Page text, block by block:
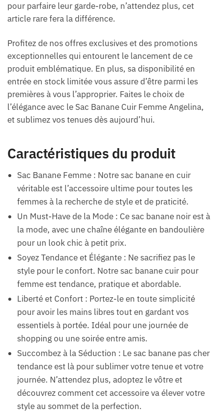
pour parfaire leur garde-robe, n’attendez plus, cet
article rare fera la différence.
Profitez de nos offres exclusives et des promotions
exceptionnelles qui entourent le lancement de ce
produit emblématique. En plus, sa disponibilité en
entrée en stock limitée vous assure d’être parmi les
premières à vous l’approprier. Faites le choix de
l’élégance avec le Sac Banane Cuir Femme Angelina,
et sublimez vos tenues dès aujourd’hui.
Caractéristiques du produit
Sac Banane Femme : Notre sac banane en cuir
véritable est l’accessoire ultime pour toutes les
femmes à la recherche de style et de praticité.
Un Must-Have de la Mode : Ce sac banane noir est à
la mode, avec une chaîne élégante en bandoulière
pour un look chic à petit prix.
Soyez Tendance et Élégante : Ne sacrifiez pas le
style pour le confort. Notre sac banane cuir pour
femme est tendance, pratique et abordable.
Liberté et Confort : Portez-le en toute simplicité
pour avoir les mains libres tout en gardant vos
essentiels à portée. Idéal pour une journée de
shopping ou une soirée entre amis.
Succombez à la Séduction : Le sac banane pas cher
tendance est là pour sublimer votre tenue et votre
journée. N’attendez plus, adoptez le vôtre et
découvrez comment cet accessoire va élever votre
style au sommet de la perfection.